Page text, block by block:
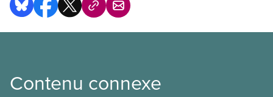
Contenu connexe